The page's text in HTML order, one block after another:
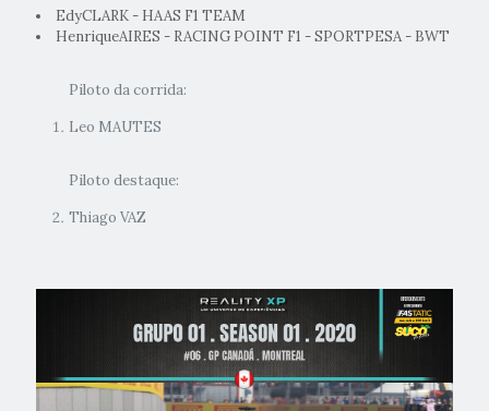
EdyCLARK - HAAS F1 TEAM
HenriqueAIRES - RACING POINT F1 - SPORTPESA - BWT
Piloto da corrida:
Leo MAUTES
Piloto destaque:
Thiago VAZ